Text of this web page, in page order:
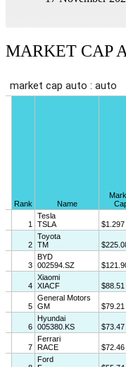
MARKET CAP